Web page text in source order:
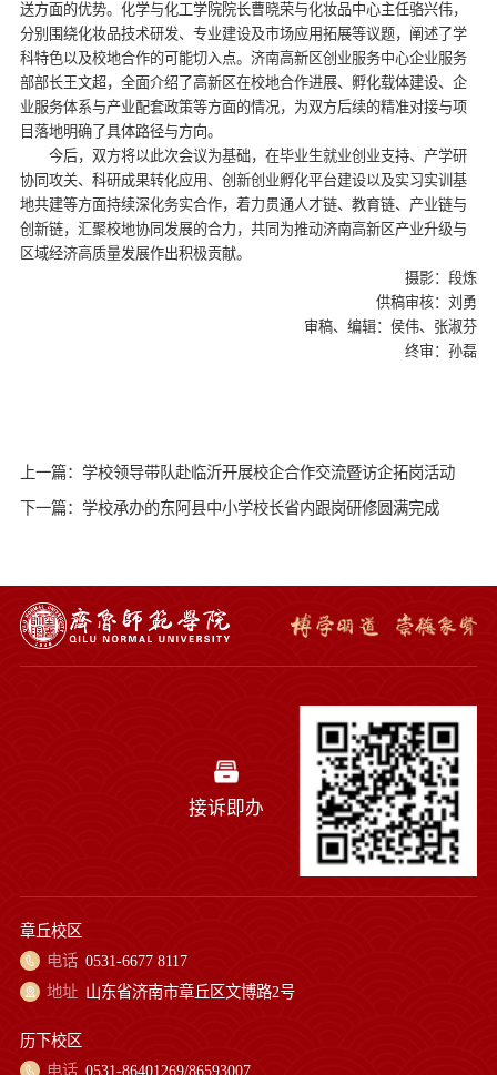
送方面的优势。化学与化工学院院长曹晓荣与化妆品中心主任骆兴伟，
分别围绕化妆品技术研发、专业建设及市场应用拓展等议题，阐述了学
科特色以及校地合作的可能切入点。济南高新区创业服务中心企业服务
部部长王文超，全面介绍了高新区在校地合作进展、孵化载体建设、企
业服务体系与产业配套政策等方面的情况，为双方后续的精准对接与项
目落地明确了具体路径与方向。
今后，双方将以此次会议为基础，在毕业生就业创业支持、产学研
协同攻关、科研成果转化应用、创新创业孵化平台建设以及实习实训基
地共建等方面持续深化务实合作，着力贯通人才链、教育链、产业链与
创新链，汇聚校地协同发展的合力，共同为推动济南高新区产业升级与
区域经济高质量发展作出积极贡献。
摄影：段炼
供稿审核：刘勇
审稿、编辑：侯伟、张淑芬
终审：孙磊
上一篇：学校领导带队赴临沂开展校企合作交流暨访企拓岗活动
下一篇：学校承办的东阿县中小学校长省内跟岗研修圆满完成
接诉即办
章丘校区
电话 0531-6677 8117
地址 山东省济南市章丘区文博路2号
历下校区
电话 0531-86401269/86593007